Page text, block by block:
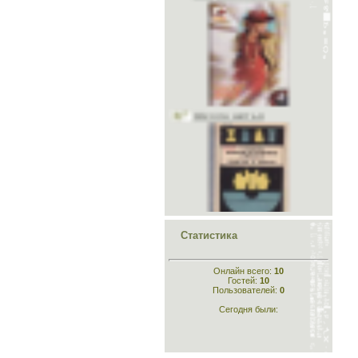
Школа шитья
Конструирование лёгкого
платья и белья
Конструирование
Статистика
Онлайн всего: 10
Гостей: 10
Пользователей: 0
Сегодня были: